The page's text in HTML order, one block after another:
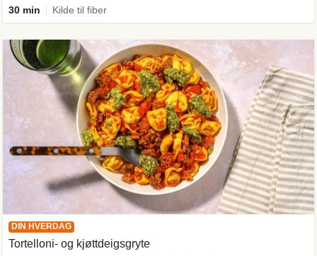
DIN HVERDAG
Tortelloni- og kjøttdeigsgryte
30 min Kilde til fiber